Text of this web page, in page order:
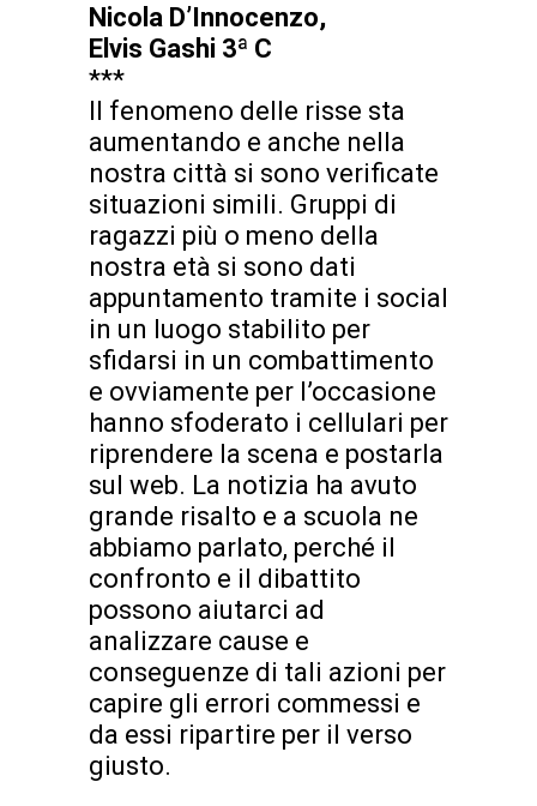
Nicola D’Innocenzo,
Elvis Gashi 3ª C
***
Il fenomeno delle risse sta
aumentando e anche nella
nostra città si sono verificate
situazioni simili. Gruppi di
ragazzi più o meno della
nostra età si sono dati
appuntamento tramite i social
in un luogo stabilito per
sfidarsi in un combattimento
e ovviamente per l’occasione
hanno sfoderato i cellulari per
riprendere la scena e postarla
sul web. La notizia ha avuto
grande risalto e a scuola ne
abbiamo parlato, perché il
confronto e il dibattito
possono aiutarci ad
analizzare cause e
conseguenze di tali azioni per
capire gli errori commessi e
da essi ripartire per il verso
giusto.